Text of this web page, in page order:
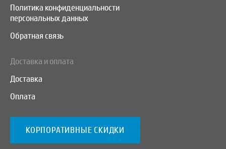
Политика конфиденциальности
персональных данных
Обратная связь
Доставка и оплата
Доставка
Оплата
КОРПОРАТИВНЫЕ СКИДКИ